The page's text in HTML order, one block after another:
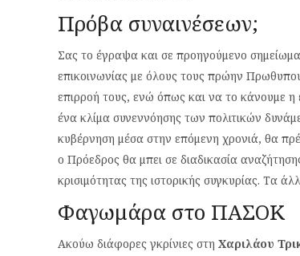
Πρόβα συναινέσεων;
Σας το έγραψα και σε προηγούμενο σημείωμα
επικοινωνίας με όλους τους πρώην
επιρροή τους, ενώ όπως και να το κάνουμε η
ένα κλίμα συνεννόησης των πολιτικών
κυβέρνηση μέσα στην επόμενη χρονιά, θα
ο Πρόεδρος θα μπει σε διαδικασία
κρισιμότητας της ιστορικής συγκυρίας. Τα
Φαγωμάρα στο ΠΑΣΟΚ
Ακούω διάφορες γκρίνιες στη Χαριλάου